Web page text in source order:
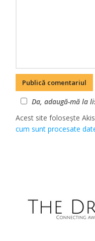
Da, adaugă-mă la
Acest site folosește
cum sunt procesate